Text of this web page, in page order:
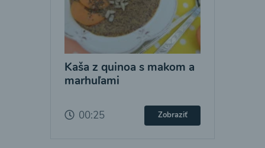
Kaša z quinoa s makom a
marhuľami
00:25 Zobraziť